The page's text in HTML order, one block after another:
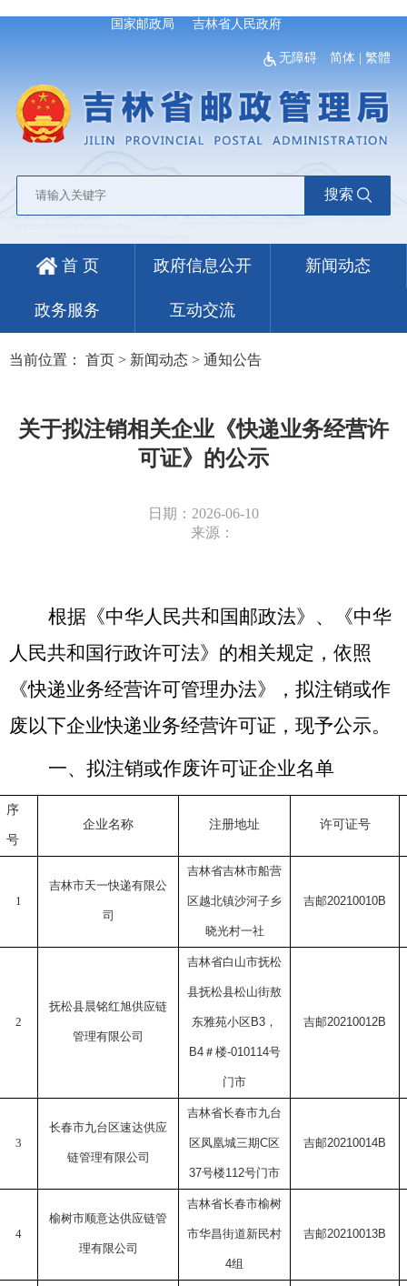
国家邮政局 吉林省人民政府
无障碍 简体 |繁體
搜索
首 页 政府信息公开 新闻动态
政务服务 互动交流
当前位置： 首页 > 新闻动态 > 通知公告
关于拟注销相关企业《快递业务经营许
可证》的公示
日期：2026-06-10
来源：
根据《中华人民共和国邮政法》、《中华
人民共和国行政许可法》的相关规定，依照
《快递业务经营许可管理办法》，拟注销或作
废以下企业快递业务经营许可证，现予公示。
一、拟注销或作废许可证企业名单
序
号
企业名称 注册地址 许可证号
1
吉林市天一快递有限公
司
吉林省吉林市船营
区越北镇沙河子乡
晓光村一社
吉邮20210010B
2
抚松县晨铭红旭供应链
管理有限公司
吉林省白山市抚松
县抚松县松山街敖
东雅苑小区B3 ，
B4＃楼-010114号
门市
吉邮20210012B
3
长春市九台区速达供应
链管理有限公司
吉林省长春市九台
区凤凰城三期C区
37号楼112号门市
吉邮20210014B
4
榆树市顺意达供应链管
理有限公司
吉林省长春市榆树
市华昌街道新民村
4组
吉邮20210013B